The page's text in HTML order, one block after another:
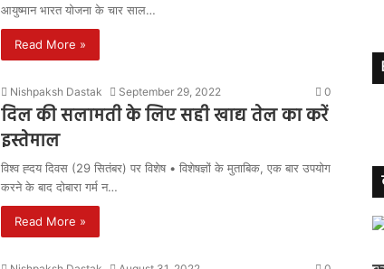
आयुष्मान भारत योजना के चार साल…
Read More »
Nishpaksh Dastak September 29, 2022 0
दिल की सलामती के लिए सही खाद्य तेल का करें
इस्तेमाल
विश्व ह्दय दिवस (29 सितंबर) पर विशेष • विशेषज्ञों के मुताबिक, एक बार उपयोग
करने के बाद दोबारा गर्म न…
Read More »